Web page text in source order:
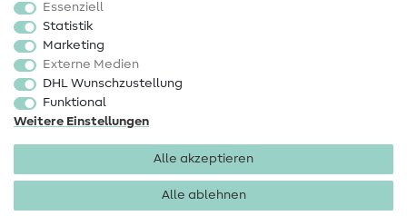
Sale
Schnittmuster
Essenziell
Statistik
Marketing
Externe Medien
DHL Wunschzustellung
Funktional
Weitere Einstellungen
Alle akzeptieren
Alle ablehnen
Impressum Datenschutz
AGB